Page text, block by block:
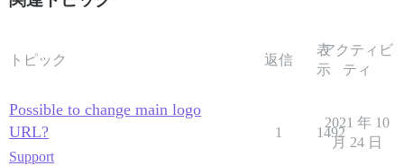
トピック 返信
表
示
アクティビ
ティ
Possible to change main logo
URL?
Support
1 1492
2021 年 10
月 24 日